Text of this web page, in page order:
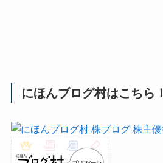
にほんブログ村はこちら！